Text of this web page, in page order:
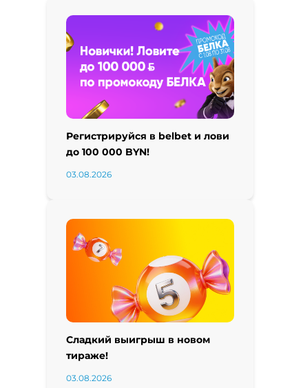
Регистрируйся в belbet и лови
до 100 000 BYN!
03.08.2026
Сладкий выигрыш в новом
тираже!
03.08.2026